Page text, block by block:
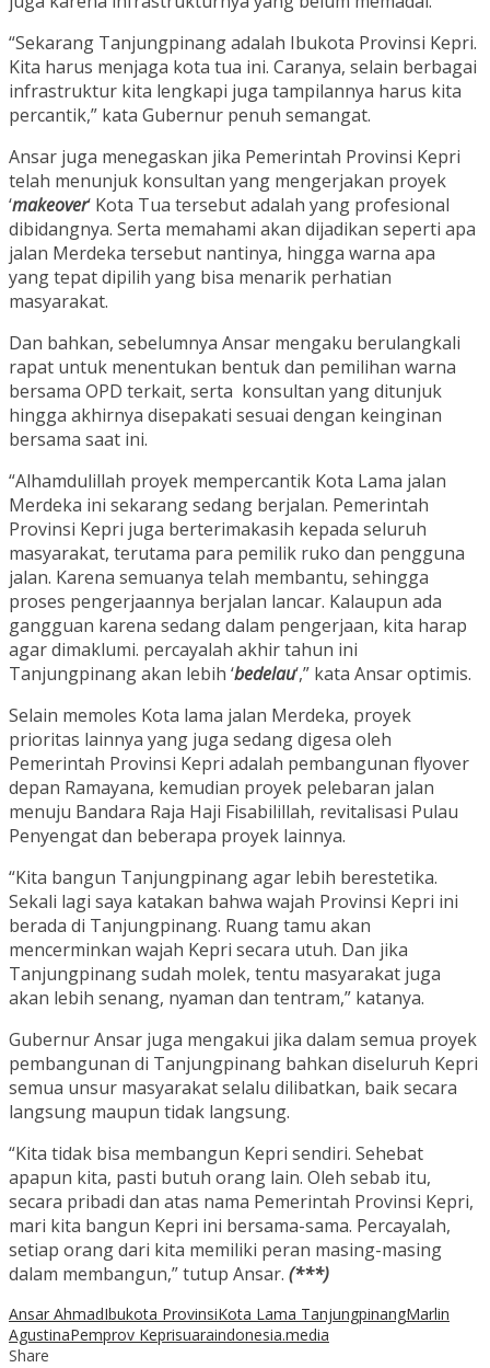
“Sekarang Tanjungpinang adalah Ibukota Provinsi Kepri.
Kita harus menjaga kota tua ini. Caranya, selain berbagai
infrastruktur kita lengkapi juga tampilannya harus kita
percantik,” kata Gubernur penuh semangat.
Ansar juga menegaskan jika Pemerintah Provinsi Kepri
telah menunjuk konsultan yang mengerjakan proyek
‘makeover‘ Kota Tua tersebut adalah yang profesional
dibidangnya. Serta memahami akan dijadikan seperti apa
jalan Merdeka tersebut nantinya, hingga warna apa
yang tepat dipilih yang bisa menarik perhatian
masyarakat.
Dan bahkan, sebelumnya Ansar mengaku berulangkali
rapat untuk menentukan bentuk dan pemilihan warna
bersama OPD terkait, serta konsultan yang ditunjuk
hingga akhirnya disepakati sesuai dengan keinginan
bersama saat ini.
“Alhamdulillah proyek mempercantik Kota Lama jalan
Merdeka ini sekarang sedang berjalan. Pemerintah
Provinsi Kepri juga berterimakasih kepada seluruh
masyarakat, terutama para pemilik ruko dan pengguna
jalan. Karena semuanya telah membantu, sehingga
proses pengerjaannya berjalan lancar. Kalaupun ada
gangguan karena sedang dalam pengerjaan, kita harap
agar dimaklumi. percayalah akhir tahun ini
Tanjungpinang akan lebih ‘bedelau‘,” kata Ansar optimis.
Selain memoles Kota lama jalan Merdeka, proyek
prioritas lainnya yang juga sedang digesa oleh
Pemerintah Provinsi Kepri adalah pembangunan flyover
depan Ramayana, kemudian proyek pelebaran jalan
menuju Bandara Raja Haji Fisabilillah, revitalisasi Pulau
Penyengat dan beberapa proyek lainnya.
“Kita bangun Tanjungpinang agar lebih berestetika.
Sekali lagi saya katakan bahwa wajah Provinsi Kepri ini
berada di Tanjungpinang. Ruang tamu akan
mencerminkan wajah Kepri secara utuh. Dan jika
Tanjungpinang sudah molek, tentu masyarakat juga
akan lebih senang, nyaman dan tentram,” katanya.
Gubernur Ansar juga mengakui jika dalam semua proyek
pembangunan di Tanjungpinang bahkan diseluruh Kepri
semua unsur masyarakat selalu dilibatkan, baik secara
langsung maupun tidak langsung.
“Kita tidak bisa membangun Kepri sendiri. Sehebat
apapun kita, pasti butuh orang lain. Oleh sebab itu,
secara pribadi dan atas nama Pemerintah Provinsi Kepri,
mari kita bangun Kepri ini bersama-sama. Percayalah,
setiap orang dari kita memiliki peran masing-masing
dalam membangun,” tutup Ansar. (***)
Ansar AhmadIbukota ProvinsiKota Lama TanjungpinangMarlin
AgustinaPemprov Keprisuaraindonesia.media
Share